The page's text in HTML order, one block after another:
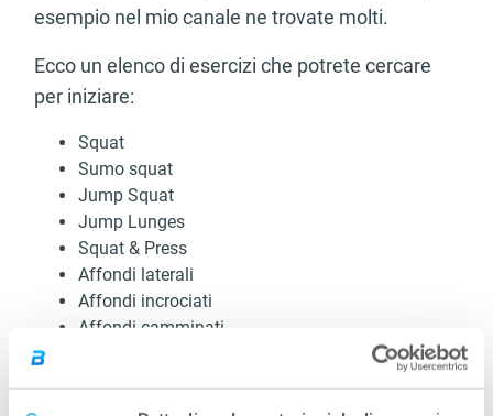
esempio nel mio canale ne trovate molti.
Ecco un elenco di esercizi che potrete cercare
per iniziare:
Squat
Sumo squat
Jump Squat
Jump Lunges
Squat & Press
Affondi laterali
Affondi incrociati
Affondi camminati